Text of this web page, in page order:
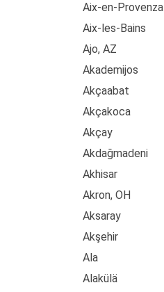
Aix-en-Provenza
Aix-les-Bains
Ajo, AZ
Akademijos
Akçaabat
Akçakoca
Akçay
Akdağmadeni
Akhisar
Akron, OH
Aksaray
Akşehir
Ala
Alakülä